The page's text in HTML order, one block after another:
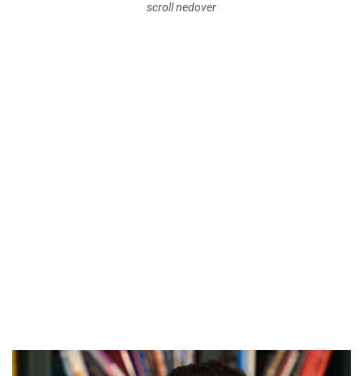
scroll nedover